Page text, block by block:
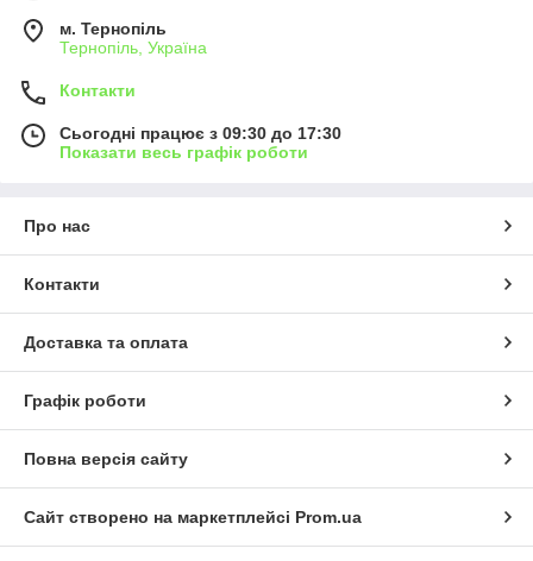
м. Тернопіль
Тернопіль, Україна
Контакти
Сьогодні працює з 09:30 до 17:30
Показати весь графік роботи
Про нас
Контакти
Доставка та оплата
Графік роботи
Повна версія сайту
Сайт створено на маркетплейсі Prom.ua